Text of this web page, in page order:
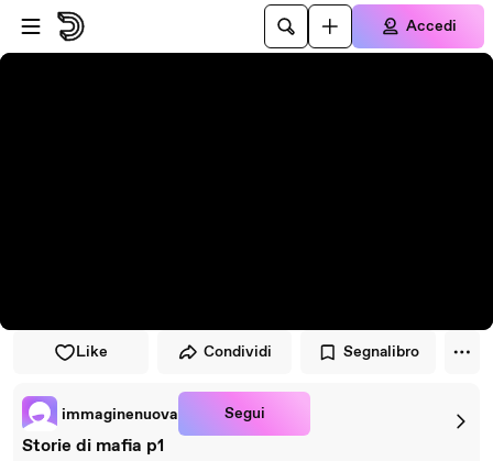
Vai al lettore
Passa al contenuto principale
Accedi
Like Condividi Segnalibro
immaginenuova Segui
Storie di mafia p1